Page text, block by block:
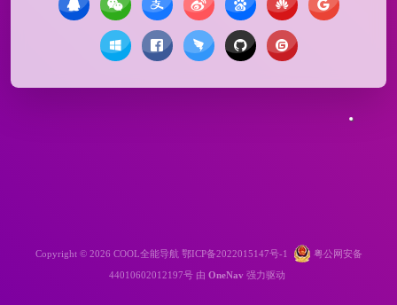
Copyright © 2026 COOL全能导航 鄂ICP备2022015147号-1
粤公网安备
44010602012197号 由 OneNav 强力驱动